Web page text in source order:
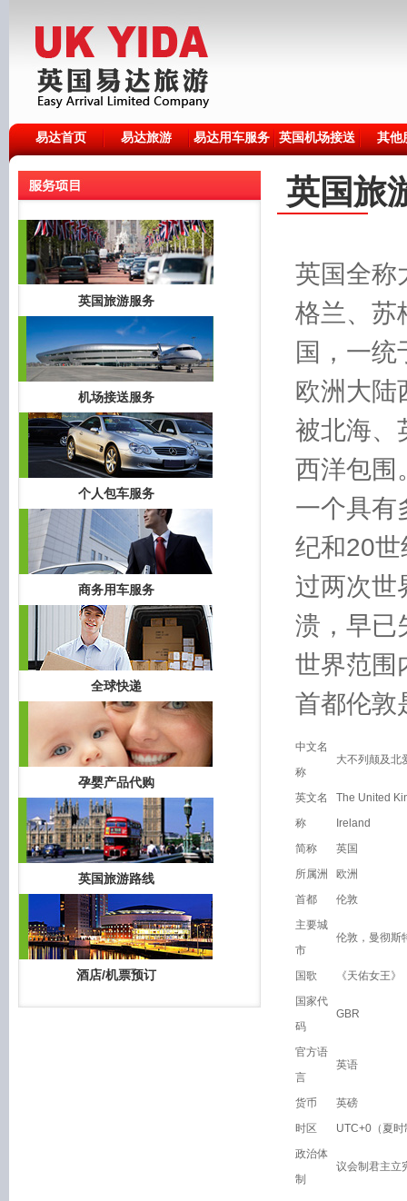
易达首页 易达旅游 易达用车服务 英国机场接送 其他
英国旅游服务
机场接送服务
个人包车服务
商务用车服务
全球快递
孕婴产品代购
英国旅游路线
酒店/机票预订
英国旅
英国全称
格兰、苏
国，一
欧洲大陆
被北海、
西洋包围
一个具有
纪和20
过两次世
溃，早已
世界范围
首都伦敦
中文名
称
大不列颠及北
英文名
称
The United
Ireland
简称
英国
所属洲
欧洲
首都
伦敦
主要城
市
伦敦，曼彻斯
国歌
《天佑女王》
国家代
码
GBR
官方语
言
英语
货币
英磅
时区
UTC+0（夏
政治体
制
议会制君主立